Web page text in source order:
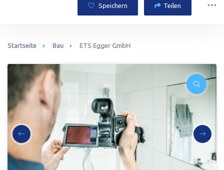
Speichern Teilen
Startseite Bau ETS Egger GmbH